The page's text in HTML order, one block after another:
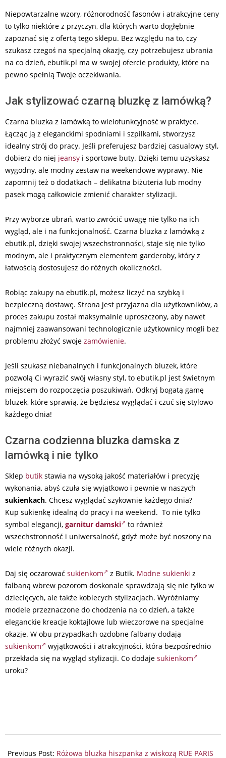
Niepowtarzalne wzory, różnorodność fasonów i atrakcyjne ceny
to tylko niektóre z przyczyn, dla których warto dogłębnie
zapoznać się z ofertą tego sklepu. Bez względu na to, czy
szukasz czegoś na specjalną okazję, czy potrzebujesz ubrania
na co dzień, ebutik.pl ma w swojej ofercie produkty, które na
pewno spełnią Twoje oczekiwania.
Jak stylizować czarną bluzkę z lamówką?
Czarna bluzka z lamówką to wielofunkcyjność w praktyce.
Łącząc ją z eleganckimi spodniami i szpilkami, stworzysz
idealny strój do pracy. Jeśli preferujesz bardziej casualowy styl,
dobierz do niej jeansy i sportowe buty. Dzięki temu uzyskasz
wygodny, ale modny zestaw na weekendowe wyprawy. Nie
zapomnij też o dodatkach – delikatna biżuteria lub modny
pasek mogą całkowicie zmienić charakter stylizacji.
Przy wyborze ubrań, warto zwrócić uwagę nie tylko na ich
wygląd, ale i na funkcjonalność. Czarna bluzka z lamówką z
ebutik.pl, dzięki swojej wszechstronności, staje się nie tylko
modnym, ale i praktycznym elementem garderoby, który z
łatwością dostosujesz do różnych okoliczności.
Robiąc zakupy na ebutik.pl, możesz liczyć na szybką i
bezpieczną dostawę. Strona jest przyjazna dla użytkowników, a
proces zakupu został maksymalnie uproszczony, aby nawet
najmniej zaawansowani technologicznie użytkownicy mogli bez
problemu złożyć swoje zamówienie.
Jeśli szukasz niebanalnych i funkcjonalnych bluzek, które
pozwolą Ci wyrazić swój własny styl, to ebutik.pl jest świetnym
miejscem do rozpoczęcia poszukiwań. Odkryj bogatą gamę
bluzek, które sprawią, że będziesz wyglądać i czuć się stylowo
każdego dnia!
Czarna codzienna bluzka damska z
lamówką i nie tylko
Sklep butik stawia na wysoką jakość materiałów i precyzję
wykonania, abyś czuła się wyjątkowo i pewnie w naszych
sukienkach. Chcesz wyglądać szykownie każdego dnia?
Kup sukienkę idealną do pracy i na weekend. To nie tylko
symbol elegancji, garnitur damski
to również
wszechstronność i uniwersalność, gdyż może być noszony na
wiele różnych okazji.
Daj się oczarować sukienkom z Butik. Modne sukienki z
falbaną wbrew pozorom doskonale sprawdzają się nie tylko w
dziecięcych, ale także kobiecych stylizacjach. Wyróżniamy
modele przeznaczone do chodzenia na co dzień, a także
eleganckie kreacje koktajlowe lub wieczorowe na specjalne
okazje. W obu przypadkach ozdobne falbany dodają
sukienkom
wyjątkowości i atrakcyjności, która bezpośrednio
przekłada się na wygląd stylizacji. Co dodaje sukienkom
uroku?
06-
Previous Post: Różowa bluzka hiszpanka z wiskozą RUE PARIS